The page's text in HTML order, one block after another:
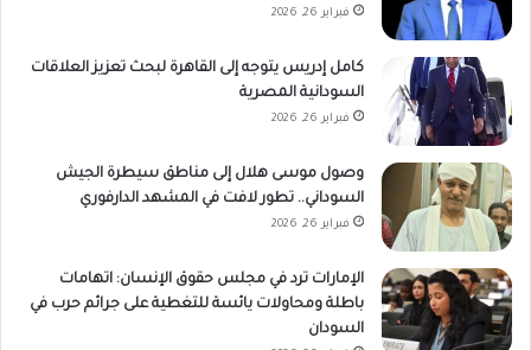
فبراير 26, 2026
كامل إدريس يتوجه إلى القاهرة لبحث تعزيز العلاقات
السودانية المصرية
فبراير 26, 2026
وصول موسى هلال إلى مناطق سيطرة الجيش
السوداني.. تطور لافت في المشهد الدارفوري
فبراير 26, 2026
الإمارات ترد في مجلس حقوق الإنسان: اتهامات
باطلة ومحاولات يائسة للتغطية على جرائم حرب في
السودان